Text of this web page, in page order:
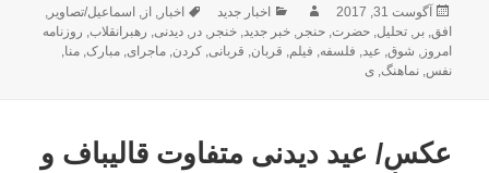
ارسال
شده
در
آگوست 31, 2017 نویسندهدسته‌ها
اخبار جدید برچسب‌ها
اخبار, از, اسماعیل/تصاویر,
افق,بر,تحلیل,حضرت,حنجر,خبر جدید,خنجر,در,دیدنی, رهبرانقلاب, روزنامه
امروز, شوق, عید, فلسفه, فیلم, قربان, قربانی,کردن,ماجرای,مبارک,منا,
نفس,نماهنگ,ی
عکس/ عید دیدنی متفاوت قالیباف و